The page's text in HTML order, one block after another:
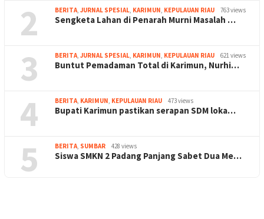
2 BERITA, JURNAL SPESIAL, KARIMUN, KEPULAUAN RIAU 763 views
Sengketa Lahan di Penarah Murni Masalah …
3 BERITA, JURNAL SPESIAL, KARIMUN, KEPULAUAN RIAU 621 views
Buntut Pemadaman Total di Karimun, Nurhi…
4 BERITA, KARIMUN, KEPULAUAN RIAU 473 views
Bupati Karimun pastikan serapan SDM loka…
5 BERITA, SUMBAR 428 views
Siswa SMKN 2 Padang Panjang Sabet Dua Me…